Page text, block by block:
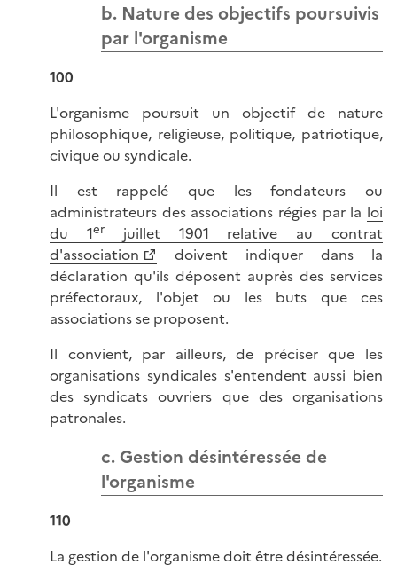
b. Nature des objectifs poursuivis
par l'organisme
100
L'organisme poursuit un objectif de nature
philosophique, religieuse, politique, patriotique,
civique ou syndicale.
Il est rappelé que les fondateurs ou
administrateurs des associations régies par la loi
du 1erjuillet 1901 relative au contrat
d'association
doivent indiquer dans la
déclaration qu'ils déposent auprès des services
préfectoraux, l'objet ou les buts que ces
associations se proposent.
Il convient, par ailleurs, de préciser que les
organisations syndicales s'entendent aussi bien
des syndicats ouvriers que des organisations
patronales.
c. Gestion désintéressée de
l'organisme
110
La gestion de l'organisme doit être désintéressée.